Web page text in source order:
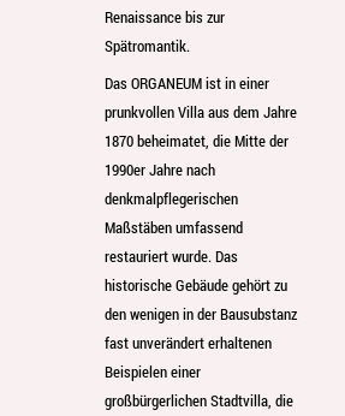
Renaissance bis zur
Spätromantik.
Das ORGANEUM ist in einer
prunkvollen Villa aus dem Jahre
1870 beheimatet, die Mitte der
1990er Jahre nach
denkmalpflegerischen
Maßstäben umfassend
restauriert wurde. Das
historische Gebäude gehört zu
den wenigen in der Bausubstanz
fast unverändert erhaltenen
Beispielen einer
großbürgerlichen Stadtvilla, die